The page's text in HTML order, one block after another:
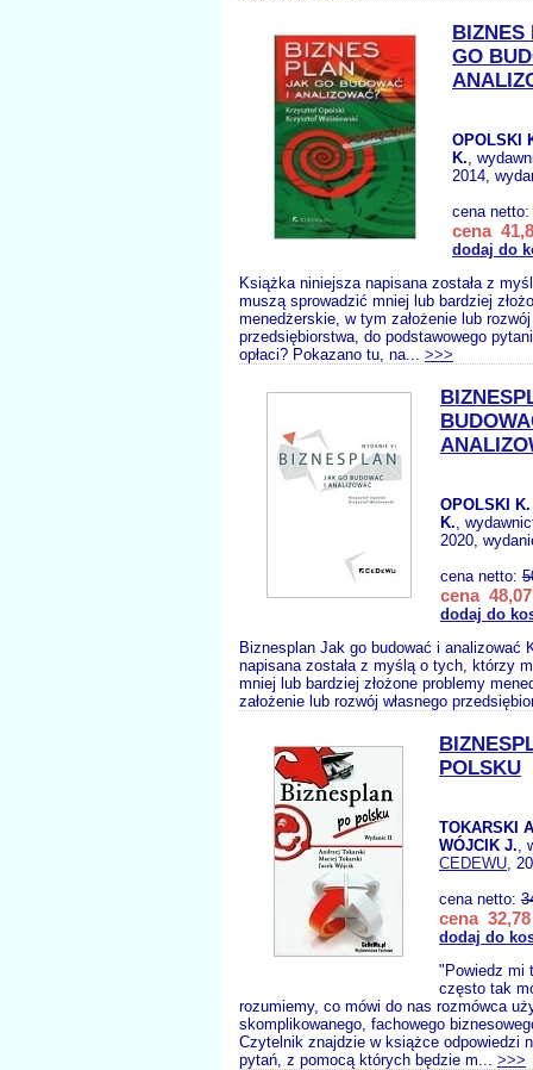
BIZNES
GO
OPOLSKI
K.,
2014,
cena netto:
cena
dodaj do
Książka niniejsza napisana została z
muszą sprowadzić mniej lub bardziej
menedżerskie, w tym założenie lub rozwój
przedsiębiorstwa, do podstawowego
opłaci? Pokazano tu, na... >>>
OPOLSKI
K.,
2020,
cena netto:
cena 48,07
dodaj do
Biznesplan Jak go budować i analizować
napisana została z myślą o tych, którzy
mniej lub bardziej złożone problemy
założenie lub roz­wój własnego
POLSKU
TOKARSKI
WÓJCIK J.,
CEDEWU,
cena netto:
cena 32,78
dodaj do
"Powiedz mi
często tak
rozumiemy, co mówi do nas rozmówca
skomplikowanego, fachowego
Czytelnik znajdzie w książce odpowiedzi
pytań, z pomocą których będzie m... >>>